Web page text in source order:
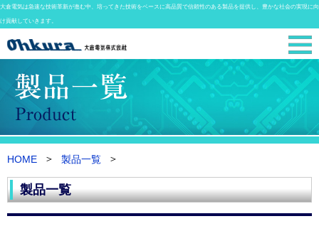
大倉電気は急速な技術革新が進む中、培ってきた技術をベースに高品質で信頼性のある製品を提供し、豊かな社会の実現に向
け貢献していきます。
HOME 製品一覧
製品一覧